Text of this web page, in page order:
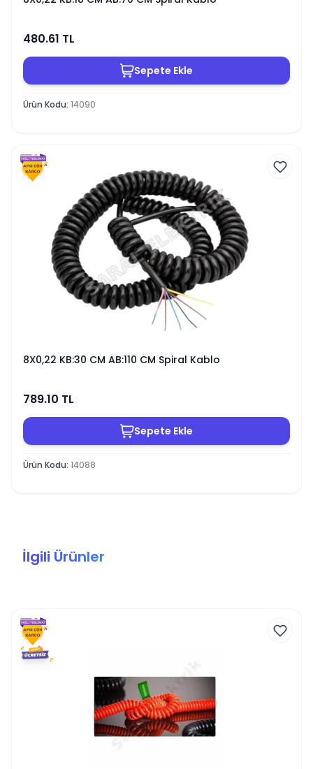
480.61 TL
Sepete Ekle
Ürün Kodu: 14090
8X0,22 KB:30 CM AB:110 CM Spiral Kablo
789.10 TL
Sepete Ekle
Ürün Kodu: 14088
İlgili Ürünler